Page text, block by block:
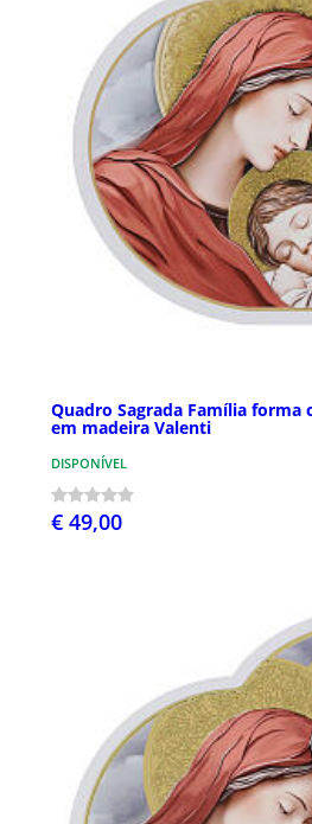
Quadro Sagrada Família forma
em madeira Valenti
DISPONÍVEL
€ 49,00